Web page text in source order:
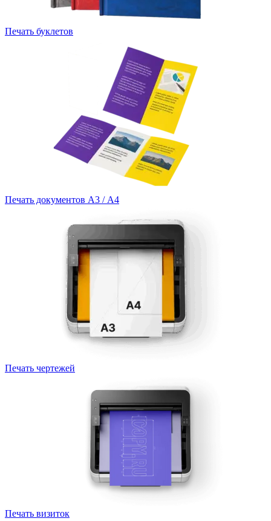
Печать буклетов
Печать документов А3 / А4
Печать чертежей
Печать визиток